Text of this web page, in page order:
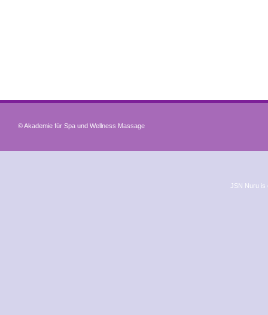
© Akademie für Spa und Wellness Massage
JSN Nuru